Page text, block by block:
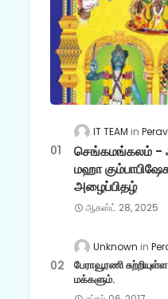
IT TEAM
செங்கமங்கலம் -
மஹா
அழைப்பிதழ்
ஆகஸ்ட் 28, 2025
Unknown
பேராவூரணி
மக்களும்.